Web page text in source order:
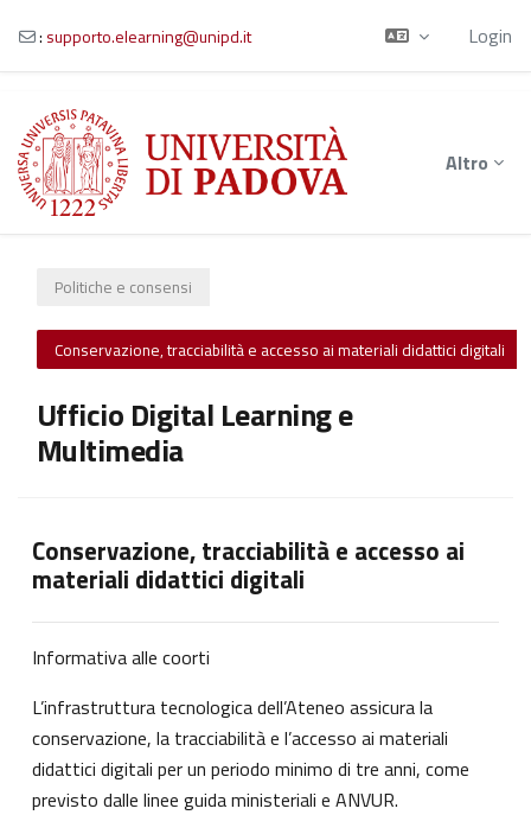
Vai al contenuto principale
: supporto.elearning@unipd.it Login
Altro
Politiche e consensi
Conservazione, tracciabilità e accesso ai materiali didattici digitali
Ufficio Digital Learning e
Multimedia
Conservazione, tracciabilità e accesso ai
materiali didattici digitali
Informativa alle coorti
L’infrastruttura tecnologica dell’Ateneo assicura la
conservazione, la tracciabilità e l’accesso ai materiali
didattici digitali per un periodo minimo di tre anni, come
previsto dalle linee guida ministeriali e ANVUR.